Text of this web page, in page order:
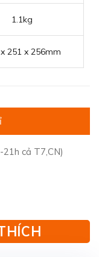
1.1kg
251 x 256mm
21h cả T7,CN)